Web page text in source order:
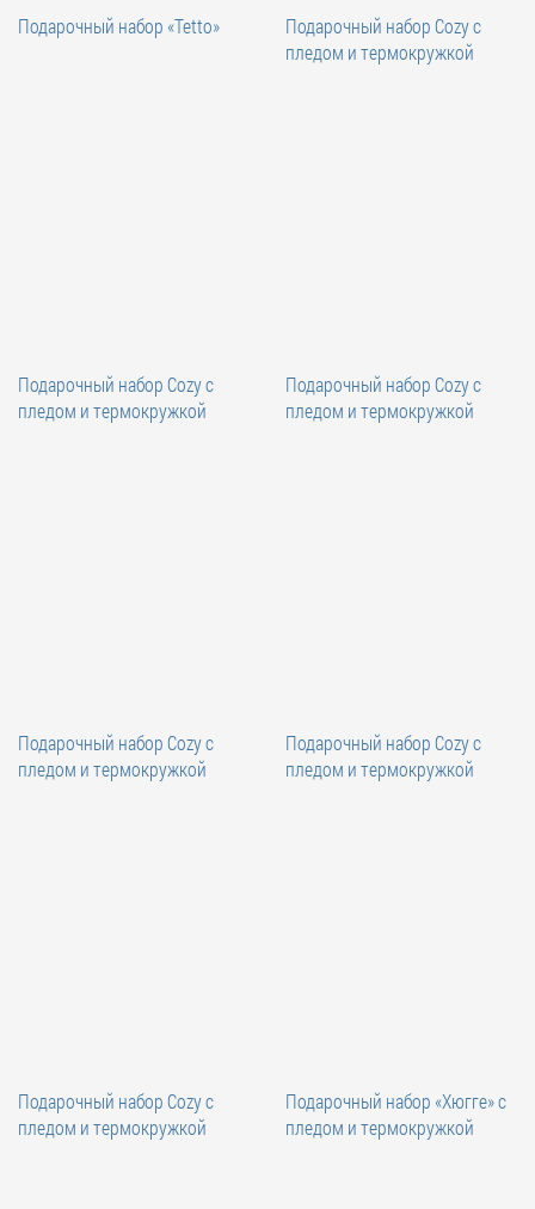
Подарочный набор «Tetto»
Подарочный набор Cozy с
пледом и термокружкой
Подарочный набор Cozy с
пледом и термокружкой
Подарочный набор Cozy с
пледом и термокружкой
Подарочный набор Cozy с
пледом и термокружкой
Подарочный набор Cozy с
пледом и термокружкой
Подарочный набор Cozy с
пледом и термокружкой
Подарочный набор «Хюгге» с
пледом и термокружкой